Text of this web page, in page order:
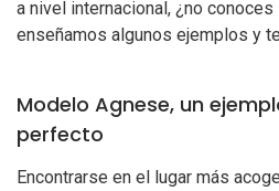
a nivel internacional, ¿no
enseñamos algunos ejemplos y
Modelo Agnese, un
perfecto
Encontrarse en el lugar más